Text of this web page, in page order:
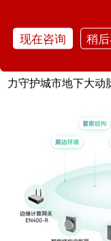
觑，通过在管廊内
结构沉降、位移和
力守护城市地下大动
现在咨询 稍